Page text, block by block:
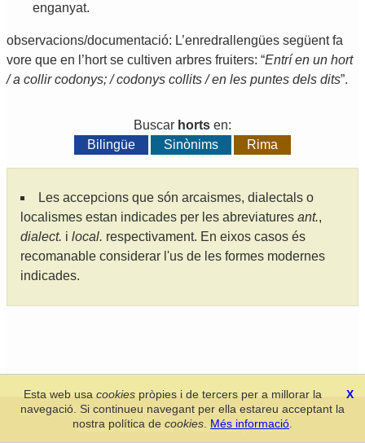
enganyat.
observacions/documentació: L’enredrallengües següent fa
vore que en l’hort se cultiven arbres fruiters: “Entrí en un hort
/ a collir codonys; / codonys collits / en les puntes dels dits”.
Buscar horts en:
Bilingüe
Sinònims Rima
Les accepcions que són arcaismes, dialectals o
localismes estan indicades per les abreviatures ant.,
dialect. i local. respectivament. En eixos casos és
recomanable considerar l'us de les formes modernes
indicades.
Secció de Llengua i Lliteratura Valencianes-Real Acadèmia de
Cultura Valenciana-Política de privacitat
X
Esta web usacookies pròpies i de tercers per a millorar la
navegació. Si continueu navegant per ella estareu acceptant la
nostra política de cookies Més informació